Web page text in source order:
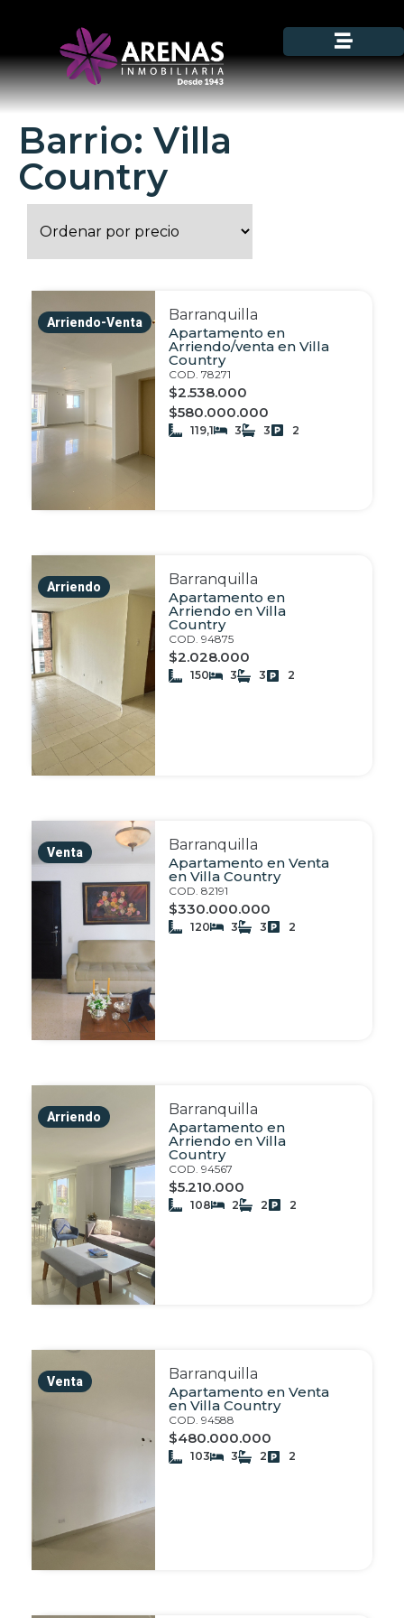
Barrio: Villa
Country
Arriendo-Venta
Barranquilla
Apartamento en
Arriendo/venta en Villa
Country
COD. 78271
$2.538.000
$580.000.000
119,1 3 3 2
Arriendo
Barranquilla
Apartamento en
Arriendo en Villa
Country
COD. 94875
$2.028.000
150 3 3 2
Venta
Barranquilla
Apartamento en Venta
en Villa Country
COD. 82191
$330.000.000
120 3 3 2
Arriendo
Barranquilla
Apartamento en
Arriendo en Villa
Country
COD. 94567
$5.210.000
108 2 2 2
Venta
Barranquilla
Apartamento en Venta
en Villa Country
COD. 94588
$480.000.000
103 3 2 2